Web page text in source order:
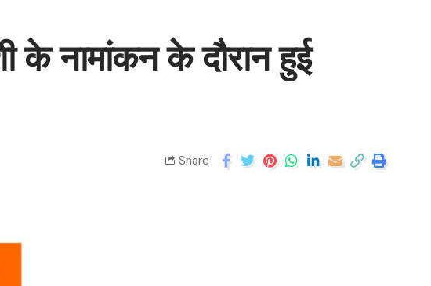
के नामांकन के दौरान हुई
Share